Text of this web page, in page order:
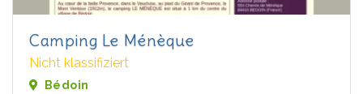
Camping Le Ménèque
Nicht klassifiziert
Bédoin